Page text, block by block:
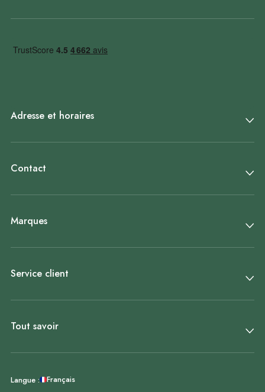
Adresse et horaires
Contact
Marques
Service client
Tout savoir
Langue : Français